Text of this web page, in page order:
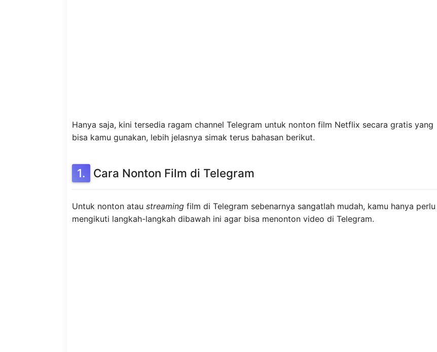
Hanya saja, kini tersedia ragam channel Telegram untuk nonton film Netflix secara gratis yang
bisa kamu gunakan, lebih jelasnya simak terus bahasan berikut.
Cara Nonton Film di Telegram
Untuk nonton atau streaming film di Telegram sebenarnya sangatlah mudah, kamu hanya perlu
mengikuti langkah-langkah dibawah ini agar bisa menonton video di Telegram.